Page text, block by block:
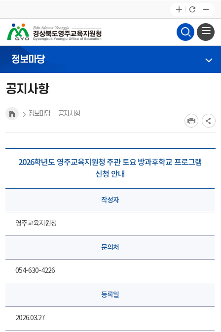
정보마당
정보마당 공지사항
공지사항
2026학년도 영주교육지원청 주관 토요 방과후학교 프로그램
신청 안내
작성자
영주교육지원청
문의처
054-630-4226
등록일
2026.03.27